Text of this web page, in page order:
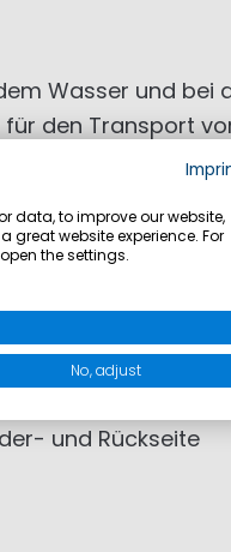
Wasser und
den Transport
Inhalt trocken
die Handhabung
und Rückseite
data, to improve our website,
website experience. For
the settings.
No, adjust